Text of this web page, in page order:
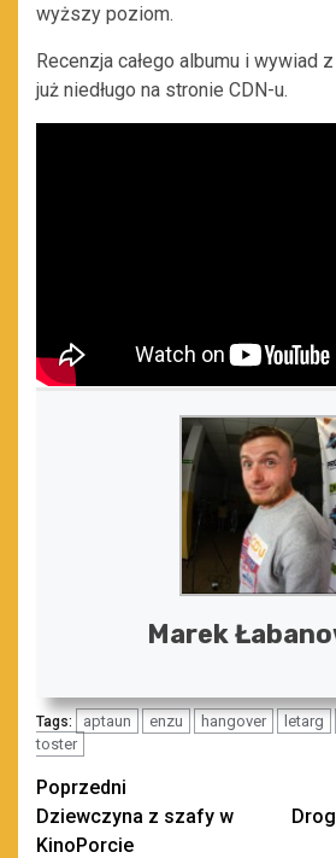
wyższy poziom.
Recenzja całego albumu i wywiad
już niedługo na stronie CDN-u.
Marek
Tags: aptaun enzu hangover letarg
toster
Zobacz
wpisy
Poprzedni
Dziewczyna z szafy w
KinoPorcie